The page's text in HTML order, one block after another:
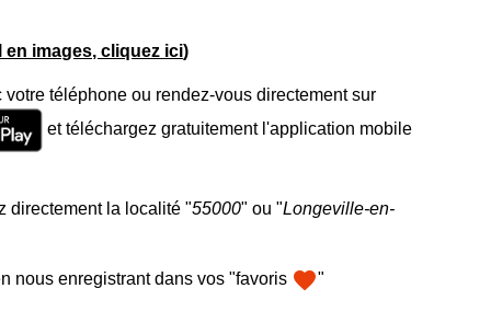
en images, cliquez ici)
téléphone ou rendez-vous directement sur
et téléchargez gratuitement l'application mobile
directement la localité "55000" ou "Longeville-en-
nous enregistrant dans vos "favoris favorite"